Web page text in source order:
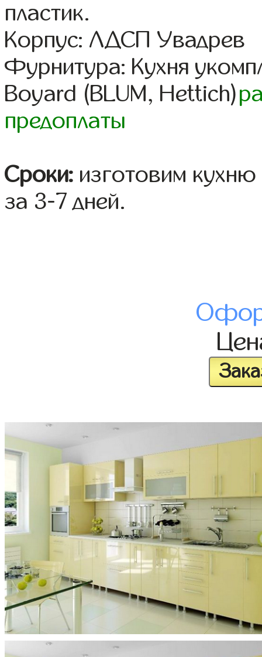
пластик.
Корпус: ЛДСП Увадрев
Фурнитура: Кухня
Boyard (BLUM, Hettich)
предоплаты
Сроки: изготовим
за 3-7 дней.